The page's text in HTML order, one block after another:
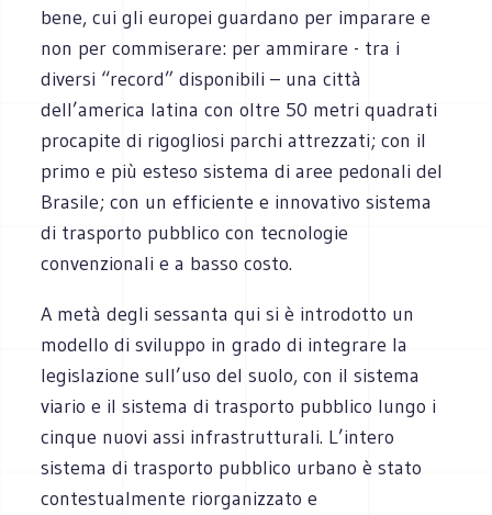
bene, cui gli europei guardano per imparare e
non per commiserare: per ammirare - tra i
diversi “record” disponibili – una città
dell’america latina con oltre 50 metri quadrati
procapite di rigogliosi parchi attrezzati; con il
primo e più esteso sistema di aree pedonali del
Brasile; con un efficiente e innovativo sistema
di trasporto pubblico con tecnologie
convenzionali e a basso costo.
A metà degli sessanta qui si è introdotto un
modello di sviluppo in grado di integrare la
legislazione sull’uso del suolo, con il sistema
viario e il sistema di trasporto pubblico lungo i
cinque nuovi assi infrastrutturali. L’intero
sistema di trasporto pubblico urbano è stato
contestualmente riorganizzato e